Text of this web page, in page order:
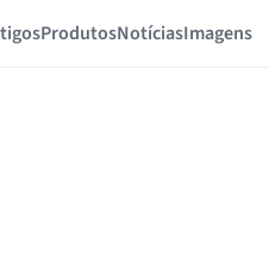
ProdutosNotíciasImagens